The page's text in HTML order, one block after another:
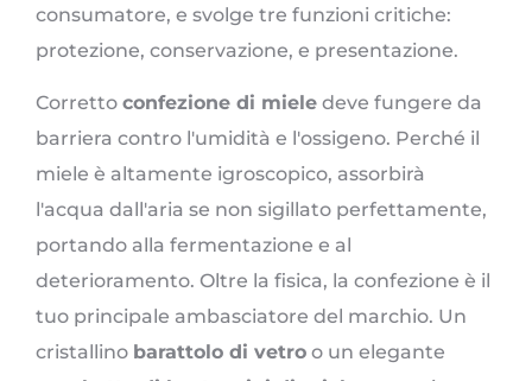
consumatore, e svolge tre funzioni critiche:
protezione, conservazione, e presentazione.
Corretto confezione di miele deve fungere da
barriera contro l'umidità e l'ossigeno. Perché il
miele è altamente igroscopico, assorbirà
l'acqua dall'aria se non sigillato perfettamente,
portando alla fermentazione e al
deterioramento. Oltre la fisica, la confezione è il
tuo principale ambasciatore del marchio. Un
cristallino barattolo di vetro o un elegante